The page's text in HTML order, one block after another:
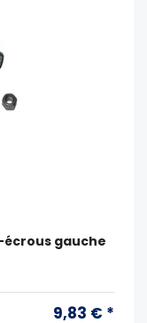
écrous gauche
9,83 € *